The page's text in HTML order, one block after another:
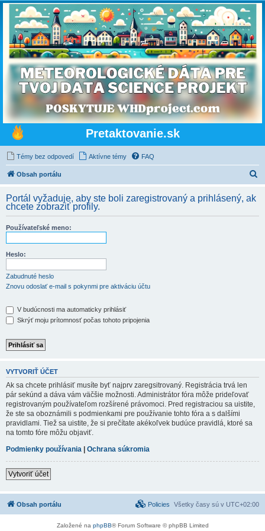
Pretaktovanie.sk
Témy bez odpovedí Aktívne témy FAQ
Obsah portálu
d
Portál vyžaduje, aby ste boli zaregistrovaný a prihlásený, ak
chcete zobraziť profily.
Používateľské meno:
Heslo:
Zabudnuté heslo
Znovu odoslať e-mail s pokynmi pre aktiváciu účtu
V budúcnosti ma automaticky prihlásiť
Skrýť moju prítomnosť počas tohoto pripojenia
VYTVORIŤ ÚČET
Ak sa chcete prihlásiť musíte byť najprv zaregsitrovaný. Registrácia trvá len
pár sekúnd a dáva vám väčšie možnosti. Administrátor fóra môže prideľovať
registrovaným používateľom rozšírené právomoci. Pred registraciou sa uistite,
že ste sa oboznámili s podmienkami pre používanie tohto fóra a s dalšími
pravidlami. Tiež sa uistite, že si prečítate akékoľvek budúce pravidlá, ktoré sa
na tomto fóre môžu objaviť.
Podmienky používania | Ochrana súkromia
Vytvoriť účet
Obsah portálu Všetky časy sú v UTC+02:00
Policies
Založené na phpBB® Forum Software © phpBB Limited